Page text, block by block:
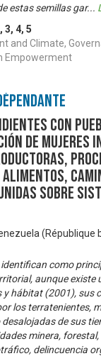
estas semillas gar...
, 3, 4, 5
and Climate,
Empowerment
con
de mujeres
sobre
(République
como
aunque existe
y hábitat (2001), sus
los terratenientes,
de sus
minera,
delincuencia